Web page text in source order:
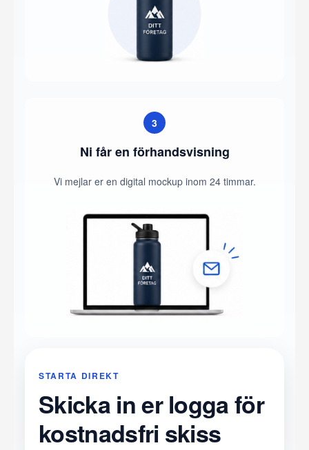
3
Ni får en förhandsvisning
Vi mejlar er en digital mockup inom 24 timmar.
STARTA DIREKT
Skicka in er logga för
kostnadsfri skiss